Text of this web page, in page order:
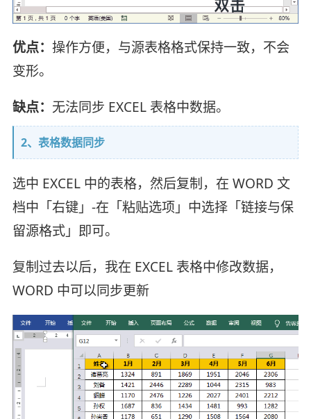
优点： 操作方便，与源表格格式保持一致，不会
变形。
缺点： 无法同步 EXCEL 表格中数据。
2、表格数据同步
选中 EXCEL 中的表格，然后复制，在 WORD 文
档中「右键」-在「粘贴选项」中选择「链接与保
留源格式」即可。
复制过去以后，我在 EXCEL 表格中修改数据，
WORD 中可以同步更新